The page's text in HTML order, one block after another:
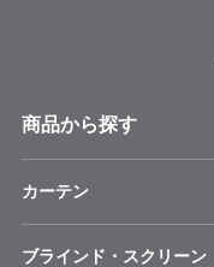
商品から探す
カーテン
ブラインド・スクリーン